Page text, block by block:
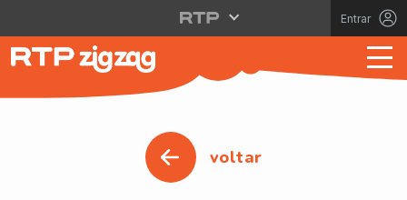
Entrar
voltar